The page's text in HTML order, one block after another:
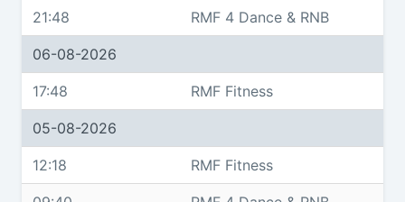
21:48 RMF 4 Dance & RNB
06-08-2026
17:48 RMF Fitness
05-08-2026
12:18 RMF Fitness